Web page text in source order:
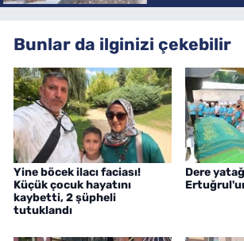
Bunlar da ilginizi çekebilir
Yine böcek ilacı faciası!
Küçük çocuk hayatını
kaybetti, 2 şüpheli
tutuklandı
Dere